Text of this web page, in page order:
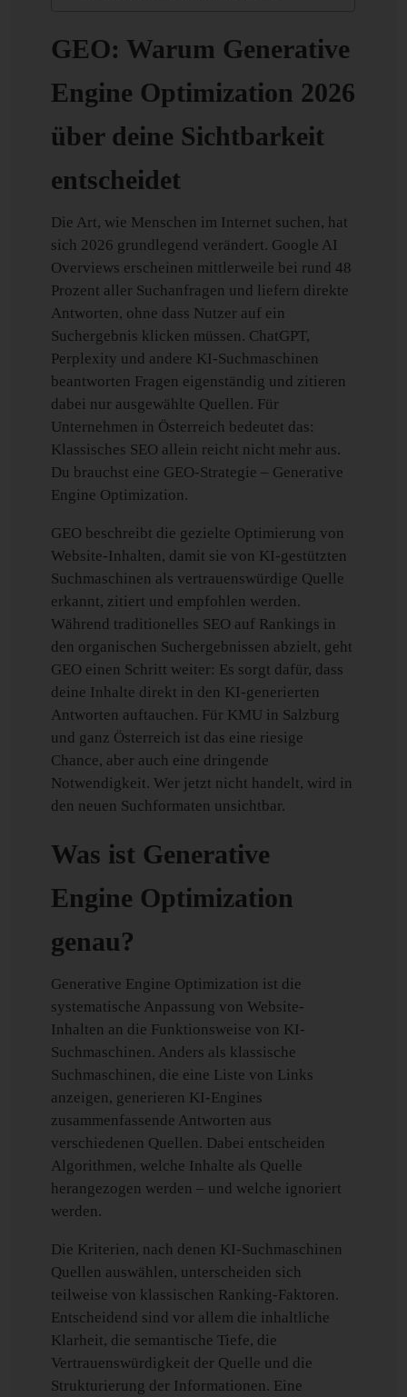
GEO: Warum Generative
Engine Optimization 2026
über deine Sichtbarkeit
entscheidet
Die Art, wie Menschen im Internet suchen, hat
sich 2026 grundlegend verändert. Google AI
Overviews erscheinen mittlerweile bei rund 48
Prozent aller Suchanfragen und liefern direkte
Antworten, ohne dass Nutzer auf ein
Suchergebnis klicken müssen. ChatGPT,
Perplexity und andere KI-Suchmaschinen
beantworten Fragen eigenständig und zitieren
dabei nur ausgewählte Quellen. Für
Unternehmen in Österreich bedeutet das:
Klassisches SEO allein reicht nicht mehr aus.
Du brauchst eine GEO-Strategie – Generative
Engine Optimization.
GEO beschreibt die gezielte Optimierung von
Website-Inhalten, damit sie von KI-gestützten
Suchmaschinen als vertrauenswürdige Quelle
erkannt, zitiert und empfohlen werden.
Während traditionelles SEO auf Rankings in
den organischen Suchergebnissen abzielt, geht
GEO einen Schritt weiter: Es sorgt dafür, dass
deine Inhalte direkt in den KI-generierten
Antworten auftauchen. Für KMU in Salzburg
und ganz Österreich ist das eine riesige
Chance, aber auch eine dringende
Notwendigkeit. Wer jetzt nicht handelt, wird in
den neuen Suchformaten unsichtbar.
Was ist Generative
Engine Optimization
genau?
Generative Engine Optimization ist die
systematische Anpassung von Website-
Inhalten an die Funktionsweise von KI-
Suchmaschinen. Anders als klassische
Suchmaschinen, die eine Liste von Links
anzeigen, generieren KI-Engines
zusammenfassende Antworten aus
verschiedenen Quellen. Dabei entscheiden
Algorithmen, welche Inhalte als Quelle
herangezogen werden – und welche ignoriert
werden.
Die Kriterien, nach denen KI-Suchmaschinen
Quellen auswählen, unterscheiden sich
teilweise von klassischen Ranking-Faktoren.
Entscheidend sind vor allem die inhaltliche
Klarheit, die semantische Tiefe, die
Vertrauenswürdigkeit der Quelle und die
Strukturierung der Informationen. Eine